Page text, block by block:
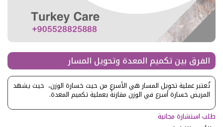
الفرق بين تكميم المعدة وتحويل المسار
تُعتبر عملية تحويل المسار هي الأسرع من حيث خسارة الوزن، حيث يشهد
المريض خسارة أسرع في الوزن مقارنةً بعملية تكميم المعدة.
طلب استشارة مجانية